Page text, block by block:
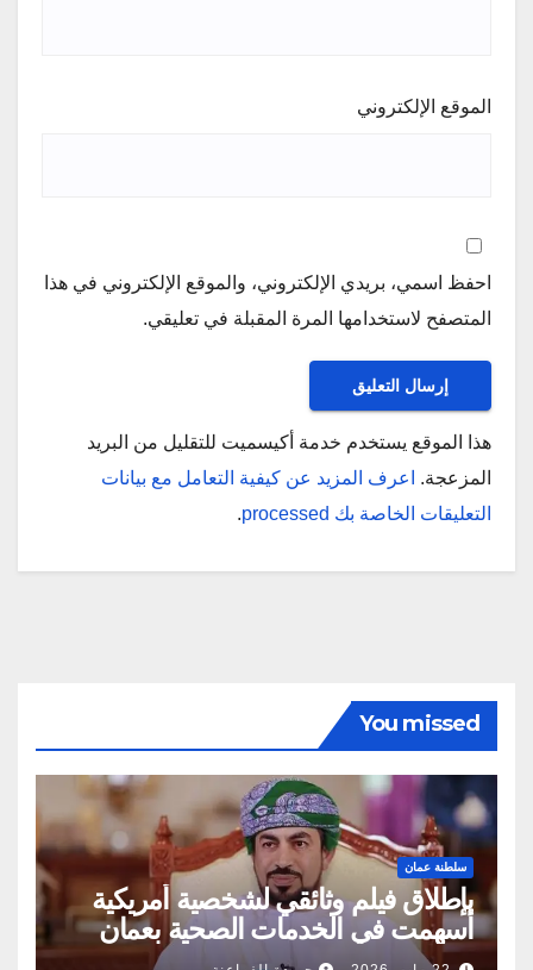
الموقع الإلكتروني
احفظ اسمي، بريدي الإلكتروني، والموقع الإلكتروني في هذا
المتصفح لاستخدامها المرة المقبلة في تعليقي.
هذا الموقع يستخدم خدمة أكيسميت للتقليل من البريد
المزعجة.
اعرف المزيد عن كيفية التعامل مع بيانات
التعليقات الخاصة بك processed
.
You missed
سلطنة عمان
بإطلاق فيلم وثائقي لشخصية أمريكية
أسهمت في الخدمات الصحية بعمان